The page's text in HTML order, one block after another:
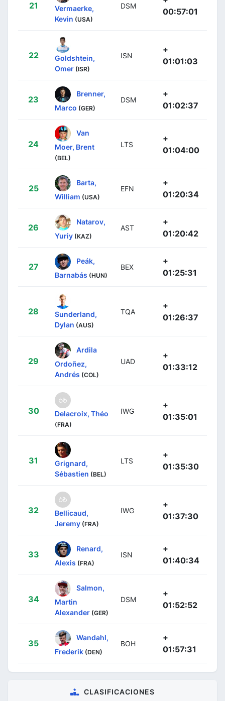
21
Vermaerke,
Kevin (USA)
DSM
00:57:01
22
Goldshtein,
Omer (ISR)
ISN
+
01:01:03
23
Brenner,
Marco (GER)
DSM
+
01:02:37
24
Van
Moer, Brent
(BEL)
LTS
+
01:04:00
25
Barta,
William (USA)
EFN
+
01:20:34
26
Natarov,
Yuriy (KAZ)
AST
+
01:20:42
27
Peák,
Barnabás (HUN)
BEX
+
01:25:31
28
Sunderland,
Dylan (AUS)
TQA
+
01:26:37
29
Ardila
Ordoñez,
Andrés (COL)
UAD
+
01:33:12
30 Delacroix, Théo
(FRA)
IWG
+
01:35:01
31
Grignard,
Sébastien (BEL)
LTS
+
01:35:30
32
Bellicaud,
Jeremy (FRA)
IWG
+
01:37:30
33
Renard,
Alexis (FRA)
ISN
+
01:40:34
34
Salmon,
Martin
Alexander (GER)
DSM
+
01:52:52
35
Wandahl,
Frederik (DEN)
BOH
+
01:57:31
CLASIFICACIONES